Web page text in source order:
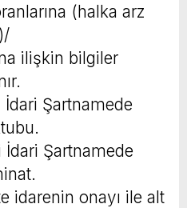
(halka arz
ilişkin bilgiler
Şartnamede
Şartnamede
idarenin onayı ile alt